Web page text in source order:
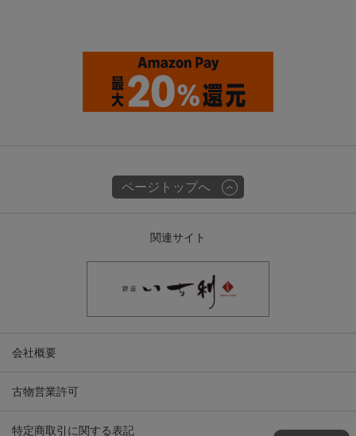
ページトップへ
関連サイト
会社概要
古物営業許可
特定商取引に関する表記